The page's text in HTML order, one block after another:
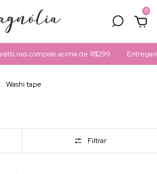
0
nas compras acima de R$299
. Washi tape
Filtrar